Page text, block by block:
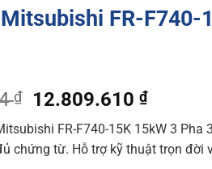
FR-F740-
₫
Original
price
was:
14.562.504 ₫.
12.809.610₫Current
price
is:
FR-F740-15K 15kW 3 Pha
chứng từ. Hỗ trợ kỹ thuật trọn đời